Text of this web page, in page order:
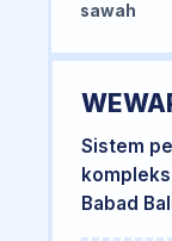
sawah
Sistem
Babad